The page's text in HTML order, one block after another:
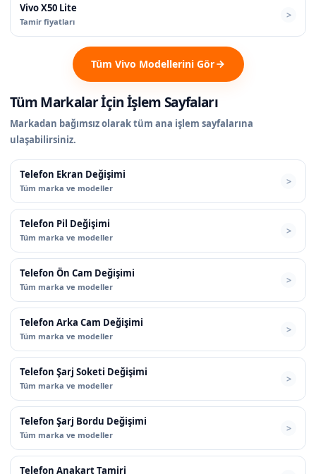
Vivo X50 Lite
Tamir fiyatları
Tüm Vivo Modellerini Gör
Tüm Markalar İçin İşlem Sayfaları
Markadan bağımsız olarak tüm ana işlem sayfalarına
ulaşabilirsiniz.
Telefon Ekran Değişimi
Tüm marka ve modeller
Telefon Pil Değişimi
Tüm marka ve modeller
Telefon Ön Cam Değişimi
Tüm marka ve modeller
Telefon Arka Cam Değişimi
Tüm marka ve modeller
Telefon Şarj Soketi Değişimi
Tüm marka ve modeller
Telefon Şarj Bordu Değişimi
Tüm marka ve modeller
Telefon Anakart Tamiri